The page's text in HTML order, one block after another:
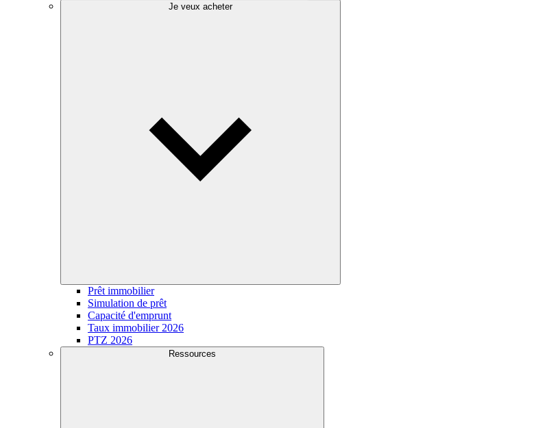
Je veux acheter
Prêt immobilier
Simulation de prêt
Capacité d'emprunt
Taux immobilier 2026
PTZ 2026
Ressources